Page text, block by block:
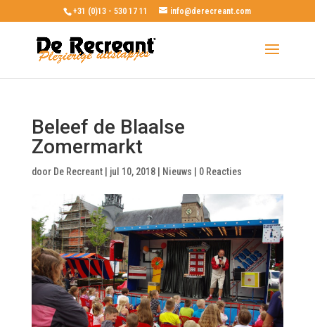
+31 (0)13 - 530 17 11 info@derecreant.com
Beleef de Blaalse
Zomermarkt
door De Recreant| jul 10, 2018| Nieuws 0 Reacties